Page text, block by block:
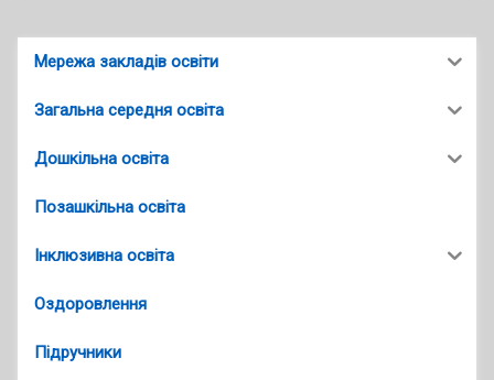
Мережа закладів освіти
Загальна середня освіта
Дошкільна освіта
Позашкільна освіта
Інклюзивна освіта
Оздоровлення
Підручники